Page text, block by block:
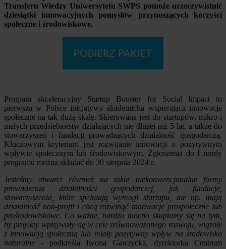
Transferu Wiedzy Uniwersytetu SWPS pomoże urzeczywistnić
dziesiątki innowacyjnych pomysłów przynoszących korzyści
społeczne i środowiskowe.
Program akceleracyjny Startup Booster for Social Impact to
pierwsza w Polsce inicjatywa akademicka wspierająca innowacje
społeczne na tak dużą skalę. Skierowana jest do startupów, mikro i
małych przedsiębiorstw działających nie dłużej niż 5 lat, a także do
stowarzyszeń i fundacji prowadzących działalność gospodarczą.
Kluczowym kryterium jest rozwijanie innowacji o pozytywnym
wpływie społecznym lub środowiskowym. Zgłoszenia do I rundy
programu można składać do 30 sierpnia 2024 r.
Jesteśmy otwarci również na takie niekonwencjonalne formy
prowadzenia działalności gospodarczej, jak fundacje,
stowarzyszenia, które spełniają wymogi startupu, ale np. mają
działalność non-profit i chcą rozwinąć innowacje prospołeczne lub
prośrodowiskowe. Co ważne, bardzo mocno skupiamy się na tym,
by projekty wpisywały się w cele zrównoważonego rozwoju, wiązały
z innowacją społeczną lub miały pozytywny wpływ na środowisko
naturalne - podkreśla Iwona Gawrycka, dyrektorka Centrum